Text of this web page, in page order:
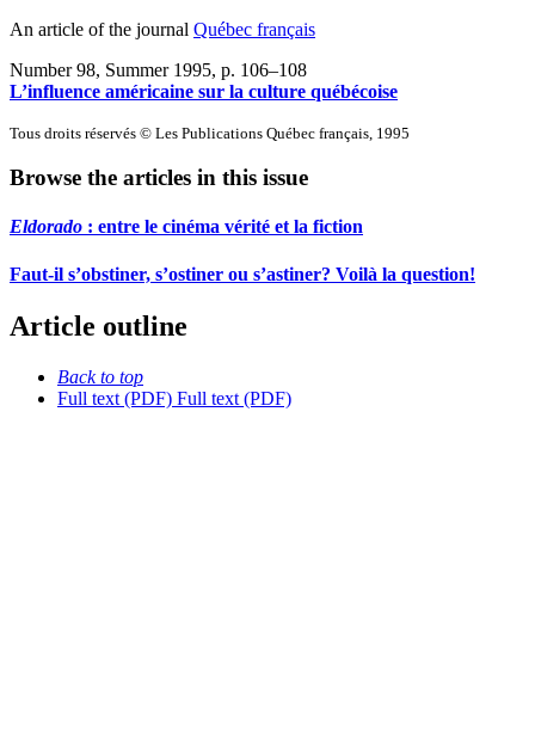
An article of the journal Québec français
Number 98, Summer 1995, p. 106–108
L’influence américaine sur la culture québécoise
Tous droits réservés © Les Publications Québec français, 1995
Browse the articles in this issue
Eldorado : entre le cinéma vérité et la fiction
Faut-il s’obstiner, s’ostiner ou s’astiner? Voilà la question!
Article outline
Back to top
Full text (PDF) Full text (PDF)